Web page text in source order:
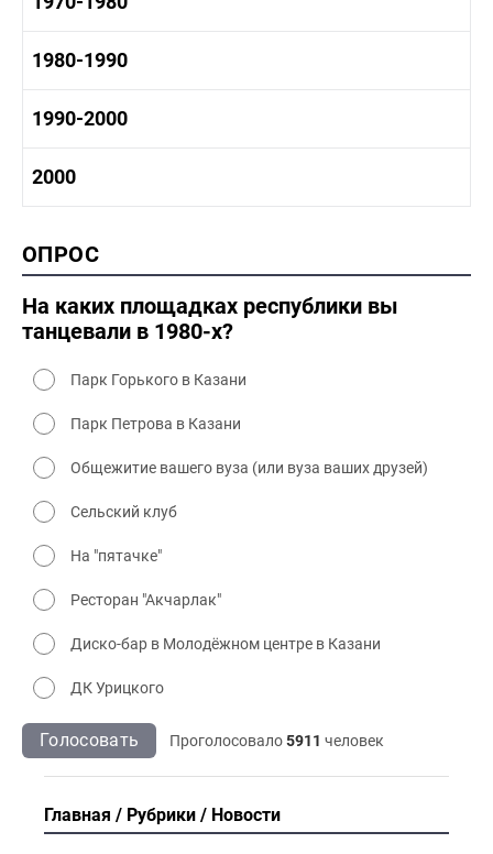
1960-1970 промышленность
1960-1970 культура
1970-1980 история
1970-1980 культура
1970 - 1980 быт
1980-1990
1980 -1990 история
1980-1990 культура
1990-2000
1990-2000 культура
2000
2000 промышленность
2000 культура
ОПРОС
На каких площадках республики вы
танцевали в 1980-х?
Парк Горького в Казани
Парк Петрова в Казани
Общежитие вашего вуза (или вуза ваших друзей)
Сельский клуб
На "пятачке"
Ресторан "Акчарлак"
Диско-бар в Молодёжном центре в Казани
ДК Урицкого
Голосовать Проголосовало5911 человек
Главная Рубрики Новости